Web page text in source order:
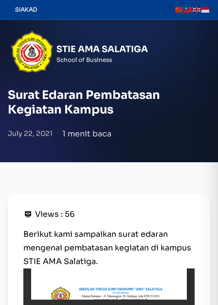
SIAKAD
STIE AMA SALATIGA
School of Business
Surat Edaran Pembatasan
Kegiatan Kampus
July 22, 2021 1 menit baca
Views : 56
Berikut kami sampaikan surat edaran
mengenai pembatasan kegiatan di kampus
STIE AMA Salatiga.